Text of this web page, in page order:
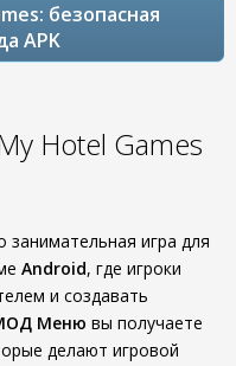
безопасная
APK
Hotel Games
занимательная игра для
Android, где игроки
и создавать
Меню вы получаете
делают игровой